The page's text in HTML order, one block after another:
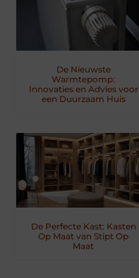
De Nieuwste
Warmtepomp:
Innovaties en Advies voor
een Duurzaam Huis
De Perfecte Kast: Kasten
Op Maat van Stipt Op
Maat